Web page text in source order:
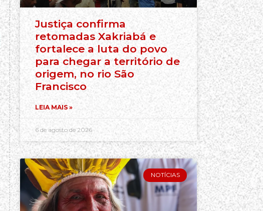
Justiça confirma
retomadas Xakriabá e
fortalece a luta do povo
para chegar a território de
origem, no rio São
Francisco
LEIA MAIS »
6 de agosto de 2026
NOTÍCIAS